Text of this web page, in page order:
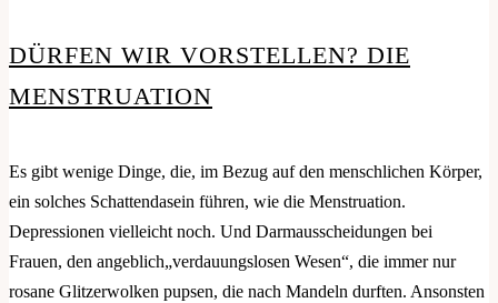
DÜRFEN WIR VORSTELLEN? DIE
MENSTRUATION
Es gibt wenige Dinge, die, im Bezug auf den menschlichen Körper,
ein solches Schattendasein führen, wie die Menstruation.
Depressionen vielleicht noch. Und Darmausscheidungen bei
Frauen, den angeblich„verdauungslosen Wesen“, die immer nur
rosane Glitzerwolken pupsen, die nach Mandeln durften. Ansonsten